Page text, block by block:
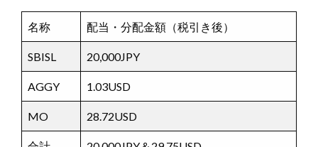
名称 配当・分配金額（税引き後）
SBISL 20,000JPY
AGGY 1.03USD
MO 28.72USD